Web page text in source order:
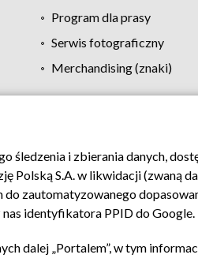
Program dla prasy
Serwis fotograficzny
Merchandising (znaki)
Biuro reklamy Kontakt
śledzenia i zbierania danych,
Polską S.A. w likwidacji (zwaną
do zautomatyzowanego
identyfikatora PPID do Google.
dalej „Portalem”, w tym